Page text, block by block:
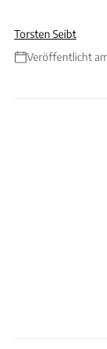
Torsten Seibt
Veröffentlicht